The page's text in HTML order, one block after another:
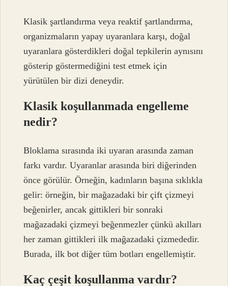
Klasik şartlandırma veya reaktif şartlandırma,
organizmaların yapay uyaranlara karşı, doğal
uyaranlara gösterdikleri doğal tepkilerin aynısını
gösterip göstermediğini test etmek için
yürütülen bir dizi deneydir.
Klasik koşullanmada engelleme
nedir?
Bloklama sırasında iki uyaran arasında zaman
farkı vardır. Uyaranlar arasında biri diğerinden
önce görülür. Örneğin, kadınların başına sıklıkla
gelir: örneğin, bir mağazadaki bir çift çizmeyi
beğenirler, ancak gittikleri bir sonraki
mağazadaki çizmeyi beğenmezler çünkü akılları
her zaman gittikleri ilk mağazadaki çizmededir.
Burada, ilk bot diğer tüm botları engellemiştir.
Kaç çeşit koşullanma vardır?